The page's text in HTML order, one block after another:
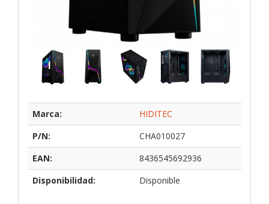
Marca:
HIDITEC
P/N:
CHA010027
EAN:
8436545692936
Disponibilidad:
Disponible